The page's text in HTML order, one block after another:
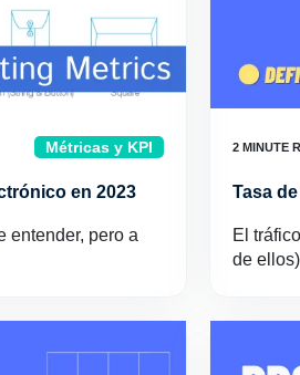
Métricas y KPI
en 2023
entender, pero a
Tasa
El
de